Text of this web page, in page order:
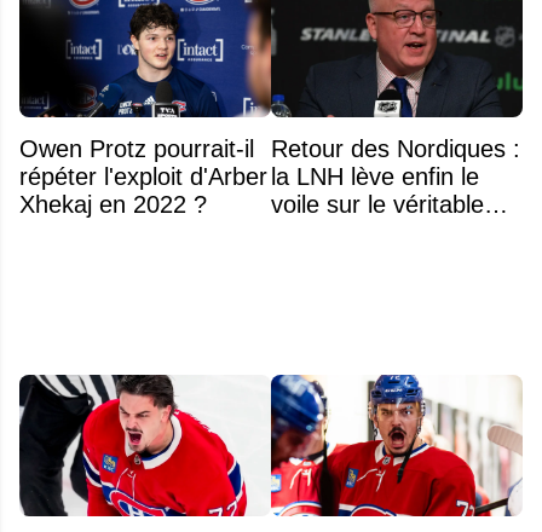
Owen Protz pourrait-il
répéter l'exploit d'Arber
Xhekaj en 2022 ?
Retour des Nordiques :
la LNH lève enfin le
voile sur le véritable